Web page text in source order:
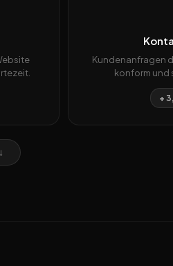
Kundenanfragen
konform und
+